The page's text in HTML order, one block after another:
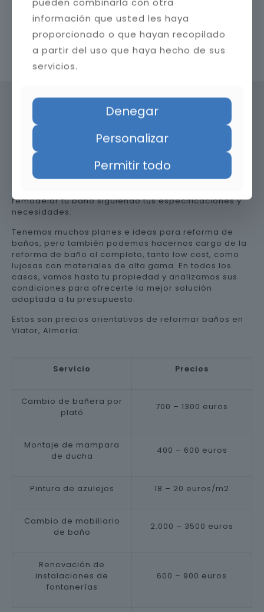
Contacta con nosotros
Precio de reformar el baño en
remodelar tu baño siguiendo tus especificaciones y
necesidades.
Tenemos muchos planes e ideas para reforma de
baños, pero también podemos hacernos cargo de la
reforma de baño al completo, tanto low cost, como
lujosas con materiales de alta gama. En todos los
casos, vamos hasta tu propiedad y analizamos sus
condiciones para ofrecerte la mejor solución
adaptada a tu presupuesto.
Estos son precios orientativos de reformar baños en
Viator, Almería:
Servicio Precios
Cambio de bañera por
plató
700 – 1300 euros
Montaje de mampara
de ducha
400 – 600 euros
Pintura de azulejos 18 – 20 euros/m2
Cambio de mobiliario
de baño
2.000 – 3500 euros
Renovación de
instalaciones de
fontanerías
600 – 900 euros
información que usted les haya
proporcionado o que hayan recopilado
a partir del uso que haya hecho de sus
servicios.
Denegar
Personalizar
Permitir todo